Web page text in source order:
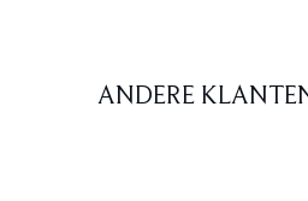
ANDERE